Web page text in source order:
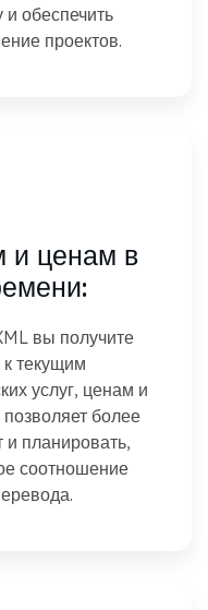
обеспечить
проектов.
и ценам в
вы получите
текущим
услуг, ценам и
более
и планировать,
соотношение